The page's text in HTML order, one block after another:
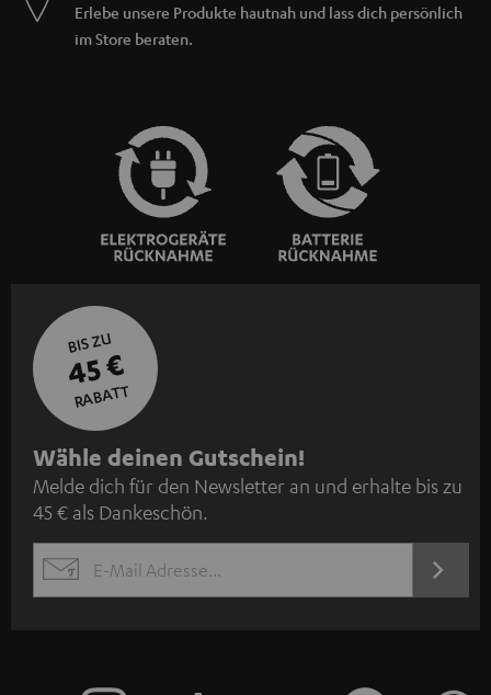
Erlebe unsere Produkte hautnah und lass dich persönlich
im Store beraten.
BIS ZU
45 €
RABATT
N
e
w
s
l
Wähle deinen Gutschein!
Melde dich für den Newsletter an und erhalte bis zu
45 € als Dankeschön.
EMAIL
JETZT